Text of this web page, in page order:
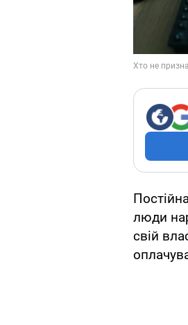
люди
свій